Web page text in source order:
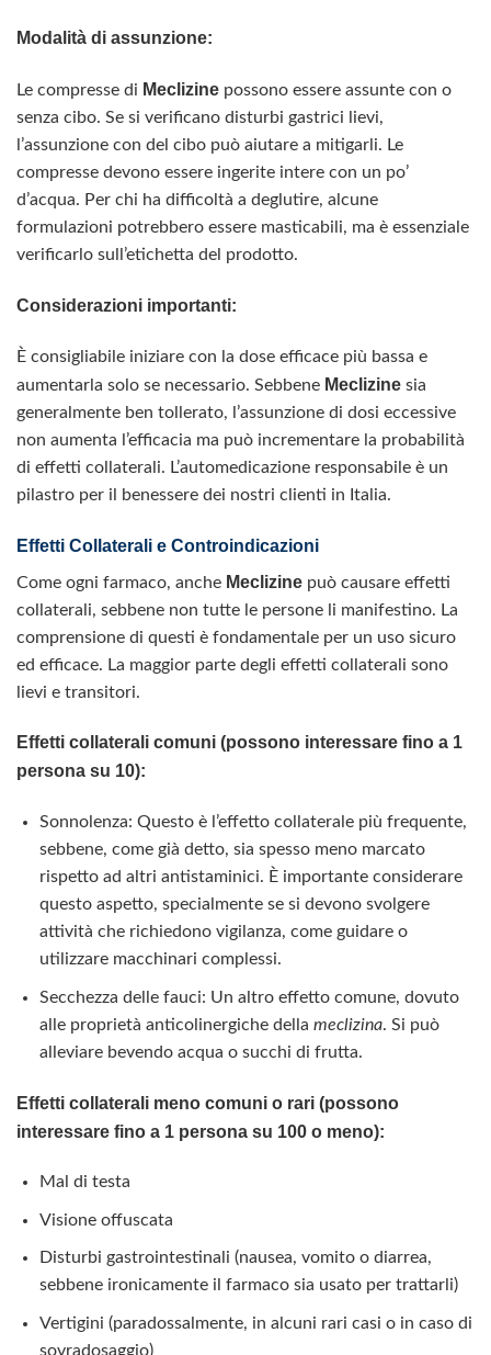
Modalità di assunzione:
Le compresse di Meclizine possono essere assunte con o
senza cibo. Se si verificano disturbi gastrici lievi,
l’assunzione con del cibo può aiutare a mitigarli. Le
compresse devono essere ingerite intere con un po’
d’acqua. Per chi ha difficoltà a deglutire, alcune
formulazioni potrebbero essere masticabili, ma è essenziale
verificarlo sull’etichetta del prodotto.
Considerazioni importanti:
È consigliabile iniziare con la dose efficace più bassa e
aumentarla solo se necessario. Sebbene Meclizine sia
generalmente ben tollerato, l’assunzione di dosi eccessive
non aumenta l’efficacia ma può incrementare la probabilità
di effetti collaterali. L’automedicazione responsabile è un
pilastro per il benessere dei nostri clienti in Italia.
Effetti Collaterali e Controindicazioni
Come ogni farmaco, anche Meclizine può causare effetti
collaterali, sebbene non tutte le persone li manifestino. La
comprensione di questi è fondamentale per un uso sicuro
ed efficace. La maggior parte degli effetti collaterali sono
lievi e transitori.
Effetti collaterali comuni (possono interessare fino a 1
persona su 10):
Sonnolenza: Questo è l’effetto collaterale più frequente,
sebbene, come già detto, sia spesso meno marcato
rispetto ad altri antistaminici. È importante considerare
questo aspetto, specialmente se si devono svolgere
attività che richiedono vigilanza, come guidare o
utilizzare macchinari complessi.
Secchezza delle fauci: Un altro effetto comune, dovuto
alle proprietà anticolinergiche della meclizina. Si può
alleviare bevendo acqua o succhi di frutta.
Effetti collaterali meno comuni o rari (possono
interessare fino a 1 persona su 100 o meno):
Mal di testa
Visione offuscata
Disturbi gastrointestinali (nausea, vomito o diarrea,
sebbene ironicamente il farmaco sia usato per trattarli)
Vertigini (paradossalmente, in alcuni rari casi o in caso di
sovradosaggio)